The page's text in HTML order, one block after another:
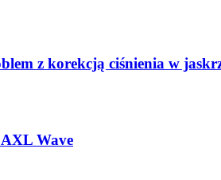
z korekcją ciśnienia w
Wave